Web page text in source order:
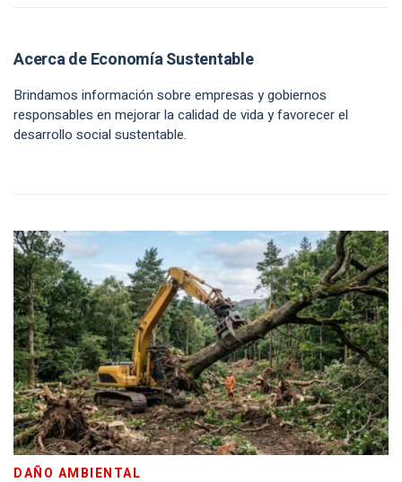
Acerca de Economía Sustentable
Brindamos información sobre empresas y gobiernos
responsables en mejorar la calidad de vida y favorecer el
desarrollo social sustentable.
DAÑO AMBIENTAL